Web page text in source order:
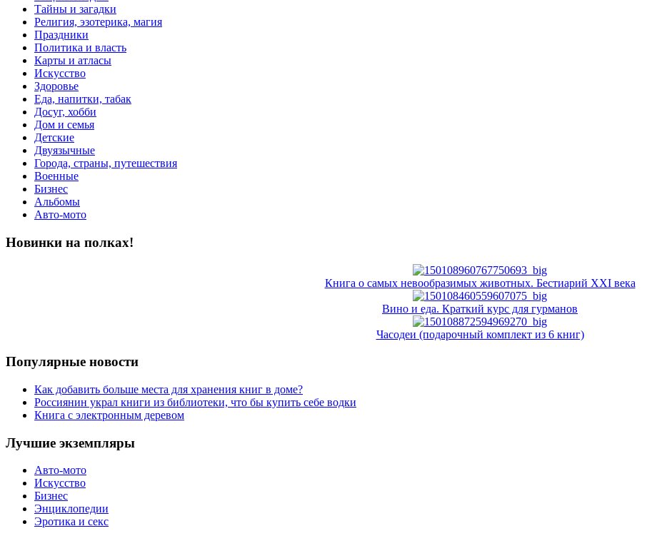
Тайны и загадки
Религия, эзотерика, магия
Праздники
Политика и власть
Карты и атласы
Искусство
Здоровье
Еда, напитки, табак
Досуг, хобби
Дом и семья
Детские
Двуязычные
Города, страны, путешествия
Военные
Бизнес
Альбомы
Авто-мото
Новинки на полках!
Книга о самых невообразимых животных. Бестиарий XXI века
Вино и еда. Краткий курс для гурманов
Часодеи (подарочный комплект из 6 книг)
Популярные новости
Как добавить больше места для хранения книг в доме?
Россиянин украл книги из библиотеки, что бы купить себе водки
Книга с электронным деревом
Лучшие экземпляры
Авто-мото
Искусство
Бизнес
Энциклопедии
Эротика и секс